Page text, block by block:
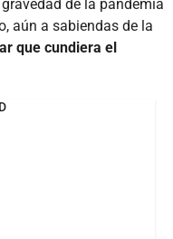
de la pandemia
aún a sabiendas de la
que cundiera el